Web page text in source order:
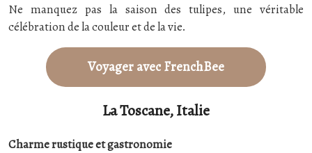
Ne manquez pas la saison des tulipes, une véritable
célébration de la couleur et de la vie.
Voyager avec FrenchBee
La Toscane, Italie
Charme rustique et gastronomie